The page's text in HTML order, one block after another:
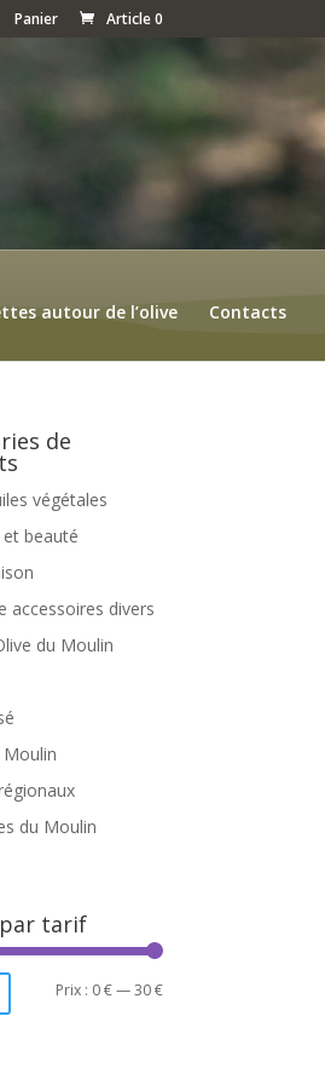
Panier Article 0
autour de l’olive Contacts
de
végétales
beauté
accessoires divers
du Moulin
Moulin
du Moulin
tarif
Prix
Prix
Prix : 0 €—30 €